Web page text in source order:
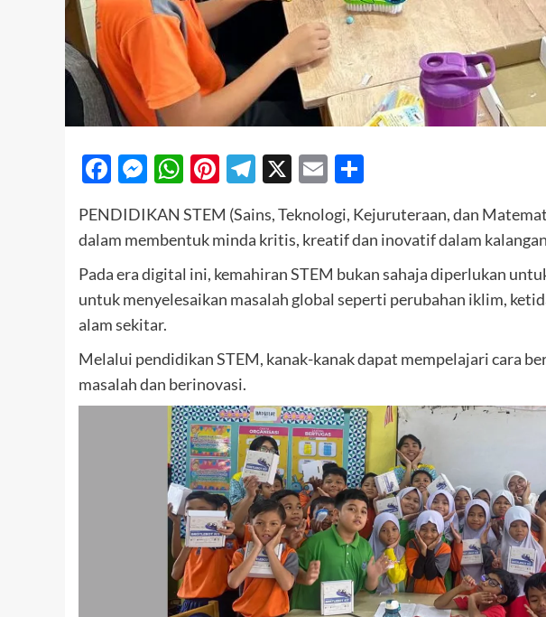
Facebook
Messenger
WhatsApp
Pinterest
Telegram
X Email
PENDIDIKAN STEM (Sains, Teknologi, Kejuruteraan, dan
dalam membentuk minda kritis, kreatif dan inovatif dalam
Pada era digital ini, kemahiran STEM bukan sahaja diperlukan
untuk menyelesaikan masalah global seperti perubahan iklim,
alam sekitar.
Melalui pendidikan STEM, kanak-kanak dapat mempelajari cara
masalah dan berinovasi.